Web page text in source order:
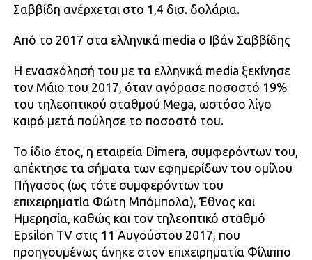
Σαββίδη ανέρχεται στο 1,4 δισ. δολάρια.
Από το 2017 στα ελληνικά media ο Ιβάν Σαββίδης
Η ενασχόλησή του με τα ελληνικά media ξεκίνησε
τον Μάιο του 2017, όταν αγόρασε ποσοστό 19%
του τηλεοπτικού σταθμού Mega, ωστόσο λίγο
καιρό μετά πούλησε το ποσοστό του.
Το ίδιο έτος, η εταιρεία Dimera, συμφερόντων του,
απέκτησε τα σήματα των εφημερίδων του ομίλου
Πήγασος (ως τότε συμφερόντων του
επιχειρηματία Φώτη Μπόμπολα), Έθνος και
Ημερησία, καθώς και τον τηλεοπτικό σταθμό
Epsilon TV στις 11 Αυγούστου 2017, που
προηγουμένως άνηκε στον επιχειρηματία Φίλιππο